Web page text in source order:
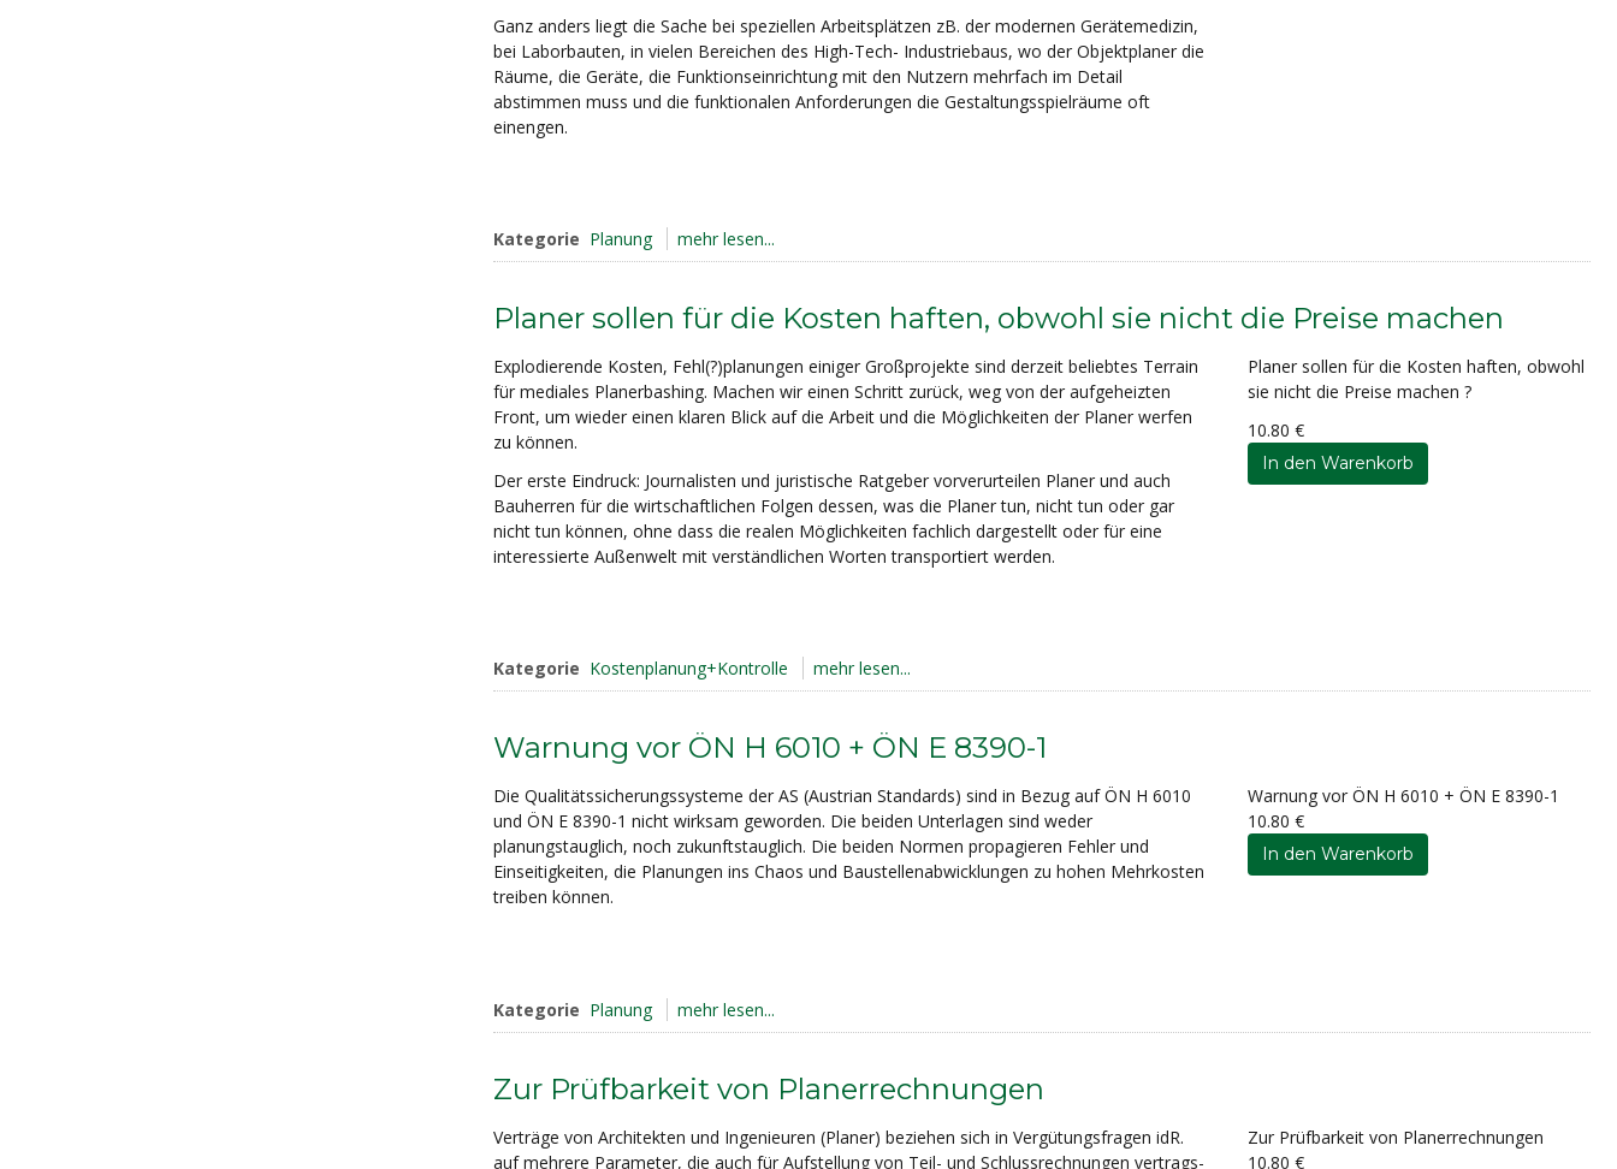
Ganz anders liegt die Sache bei speziellen Arbeitsplätzen zB. der modernen Gerätemedizin,
bei Laborbauten, in vielen Bereichen des High-Tech- Industriebaus, wo der Objektplaner die
Räume, die Geräte, die Funktionseinrichtung mit den Nutzern mehrfach im Detail
abstimmen muss und die funktionalen Anforderungen die Gestaltungsspielräume oft
einengen.
Kategorie Planung mehr lesen...
Planer sollen für die Kosten haften, obwohl sie nicht die Preise machen
Explodierende Kosten, Fehl(?)planungen einiger Großprojekte sind derzeit beliebtes Terrain
für mediales Planerbashing. Machen wir einen Schritt zurück, weg von der aufgeheizten
Front, um wieder einen klaren Blick auf die Arbeit und die Möglichkeiten der Planer werfen
zu können.
Der erste Eindruck: Journalisten und juristische Ratgeber vorverurteilen Planer und auch
Bauherren für die wirtschaftlichen Folgen dessen, was die Planer tun, nicht tun oder gar
nicht tun können, ohne dass die realen Möglichkeiten fachlich dargestellt oder für eine
interessierte Außenwelt mit verständlichen Worten transportiert werden.
Planer sollen für die Kosten haften, obwohl
sie nicht die Preise machen ?
10.80 €
Kategorie Kostenplanung+Kontrolle mehr lesen...
Warnung vor ÖN H 6010 + ÖN E 8390-1
Die Qualitätssicherungssysteme der AS (Austrian Standards) sind in Bezug auf ÖN H 6010
und ÖN E 8390-1 nicht wirksam geworden. Die beiden Unterlagen sind weder
planungstauglich, noch zukunftstauglich. Die beiden Normen propagieren Fehler und
Einseitigkeiten, die Planungen ins Chaos und Baustellenabwicklungen zu hohen Mehrkosten
treiben können.
Warnung vor ÖN H 6010 + ÖN E 8390-1
10.80 €
Kategorie Planung mehr lesen...
Zur Prüfbarkeit von Planerrechnungen
Verträge von Architekten und Ingenieuren (Planer) beziehen sich in Vergütungsfragen idR.
auf mehrere Parameter, die auch für Aufstellung von Teil- und Schlussrechnungen vertrags-
Zur Prüfbarkeit von Planerrechnungen
10.80 €